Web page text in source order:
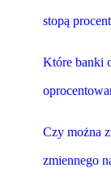
stopą
Które banki
Czy można
zmiennego